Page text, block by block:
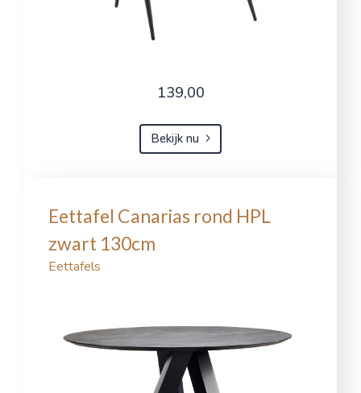
139,00
Bekijk nu
Eettafel Canarias rond HPL
zwart 130cm
Eettafels